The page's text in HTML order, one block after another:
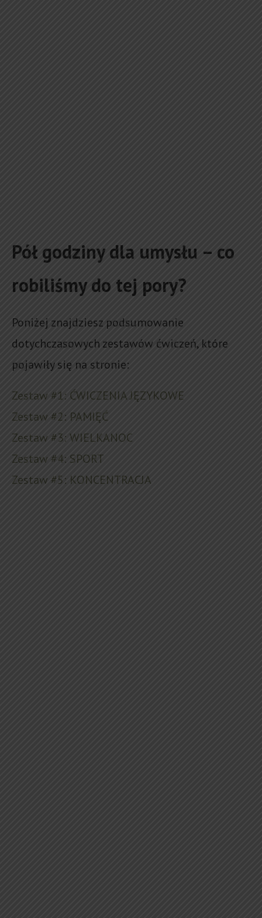
Pół godziny dla umysłu – co
robiliśmy do tej pory?
Poniżej znajdziesz podsumowanie
dotychczasowych zestawów ćwiczeń, które
pojawiły się na stronie:
Zestaw #1: ĆWICZENIA JĘZYKOWE
Zestaw #2: PAMIĘĆ
Zestaw #3: WIELKANOC
Zestaw #4: SPORT
Zestaw #5: KONCENTRACJA